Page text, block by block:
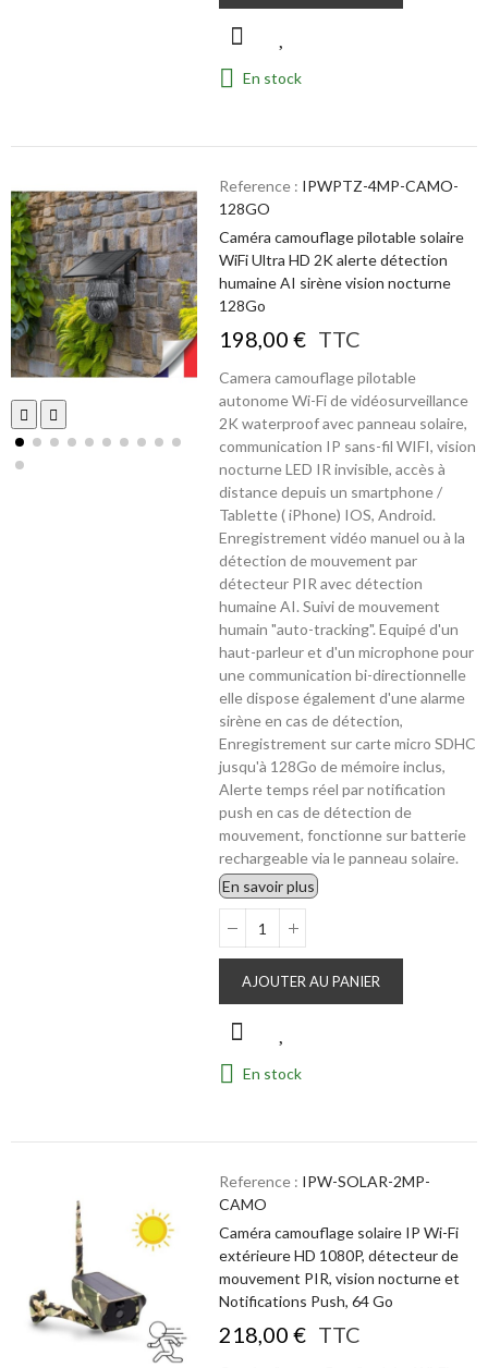
En stock
Reference : IPWPTZ-4MP-CAMO-
128GO
Caméra camouflage pilotable solaire
WiFi Ultra HD 2K alerte détection
humaine AI sirène vision nocturne
128Go
198,00 € TTC
Camera camouflage pilotable
autonome Wi-Fi de vidéosurveillance
2K waterproof avec panneau solaire,
communication IP sans-fil WIFI, vision
nocturne LED IR invisible, accès à
distance depuis un smartphone /
Tablette ( iPhone) IOS, Android.
Enregistrement vidéo manuel ou à la
détection de mouvement par
détecteur PIR avec détection
humaine AI. Suivi de mouvement
humain "auto-tracking". Equipé d'un
haut-parleur et d'un microphone pour
une communication bi-directionnelle
elle dispose également d'une alarme
sirène en cas de détection,
Enregistrement sur carte micro SDHC
jusqu'à 128Go de mémoire inclus,
Alerte temps réel par notification
push en cas de détection de
mouvement, fonctionne sur batterie
rechargeable via le panneau solaire.
En savoir plus
AJOUTER AU PANIER
En stock
Reference : IPW-SOLAR-2MP-
CAMO
Caméra camouflage solaire IP Wi-Fi
extérieure HD 1080P, détecteur de
mouvement PIR, vision nocturne et
Notifications Push, 64 Go
218,00 € TTC